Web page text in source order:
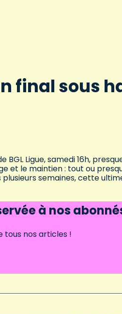
final sous
BGL Ligue, samedi 16h,
et le maintien : tout ou
semaines, cette
à nos
nos articles !